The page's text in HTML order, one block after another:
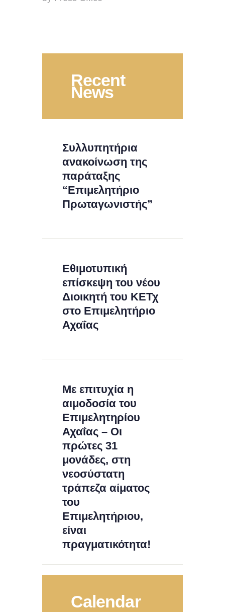
Recent
News
Συλλυπητήρια
ανακοίνωση της
παράταξης
“Επιμελητήριο
Πρωταγωνιστής”
Εθιμοτυπική
επίσκεψη του νέου
Διοικητή του ΚΕΤχ
στο Επιμελητήριο
Αχαΐας
Με επιτυχία η
αιμοδοσία του
Επιμελητηρίου
Αχαΐας – Οι
πρώτες 31
μονάδες, στη
νεοσύστατη
τράπεζα αίματος
του
Επιμελητήριου,
είναι
πραγματικότητα!
Calendar